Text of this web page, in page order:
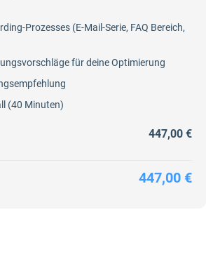
Prozesses (E-Mail-Serie, FAQ Bereich,
für deine Optimierung
(40 Minuten)
447,00 €
447,00 €